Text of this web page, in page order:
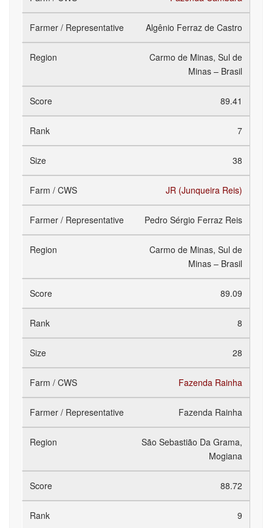
Algênio Ferraz de Castro
Carmo de Minas, Sul de
Minas – Brasil
89.41
7
38
JR (Junqueira Reis)
Pedro Sérgio Ferraz Reis
Carmo de Minas, Sul de
Minas – Brasil
89.09
8
28
Fazenda Rainha
Fazenda Rainha
São Sebastião Da Grama,
Mogiana
88.72
9